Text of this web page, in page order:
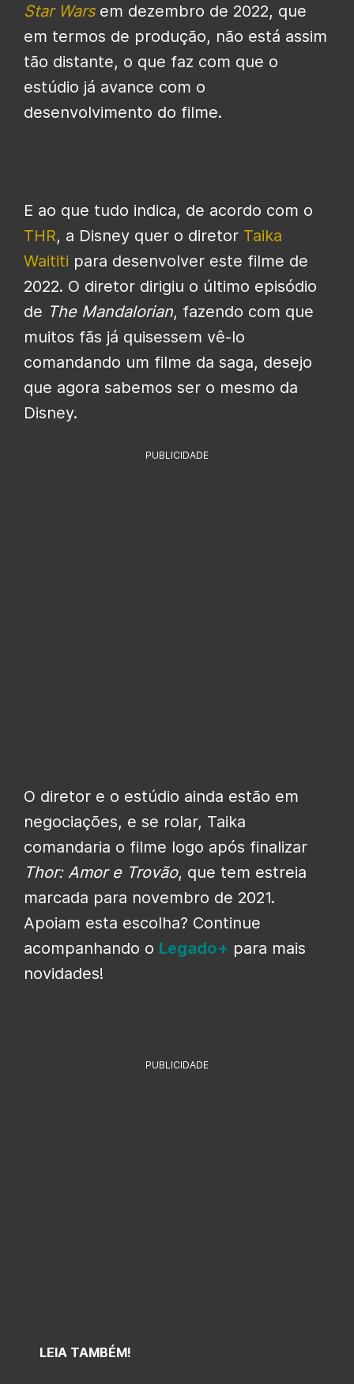
Star Warsem dezembro de 2022, que
em termos de produção, não está assim
tão distante, o que faz com que o
estúdio já avance com o
desenvolvimento do filme.
E ao que tudo indica, de acordo com o
THR, a Disney quer o diretor Taika
Waititi para desenvolver este filme de
2022. O diretor dirigiu o último episódio
de The Mandalorian, fazendo com que
muitos fãs já quisessem vê-lo
comandando um filme da saga, desejo
que agora sabemos ser o mesmo da
Disney.
PUBLICIDADE
O diretor e o estúdio ainda estão em
negociações, e se rolar, Taika
comandaria o filme logo após finalizar
Thor: Amor e Trovão, que tem estreia
marcada para novembro de 2021.
Apoiam esta escolha? Continue
acompanhando o Legado+ para mais
novidades!
PUBLICIDADE
LEIA TAMBÉM!